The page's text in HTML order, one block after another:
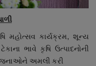
મહોત્સવ કાર્યક્રમ, શૂન્ય
ભાવે કૃષિ ઉત્પાદનોની
અમલી કરી